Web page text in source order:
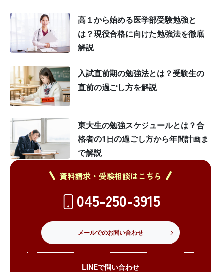
高１から始める医学部受験勉強と
は？現役合格に向けた勉強法を徹底
解説
入試直前期の勉強法とは？受験生の
直前の過ごし方を解説
東大生の勉強スケジュールとは？合
格者の1日の過ごし方から年間計画ま
で解説
資料請求・受験相談はこちら
045-250-3915
メールでのお問い合わせ
LINEで問い合わせ